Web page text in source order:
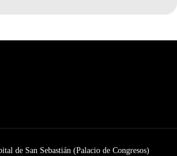
de San Sebastián (Palacio de Congresos)